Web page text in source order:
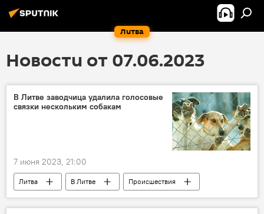
Литва
Новости от 07.06.2023
В Литве заводчица удалила голосовые
связки нескольким собакам
7 июня 2023, 21:00
Литва В Литве
Происшествия
суд
Таураге